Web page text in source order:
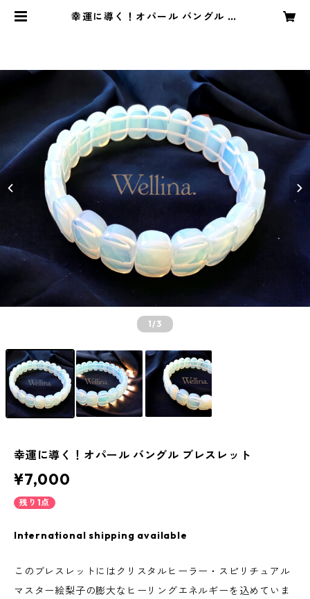
幸運に導く！オパール バングル ブ
1/3
幸運に導く！オパール バングル ブレスレット
¥7,000
残り1点
International shipping available
このブレスレットにはクリスタルヒーラー・スピリチュアル
マスター絵梨子の膨大なヒーリングエネルギーを込めていま